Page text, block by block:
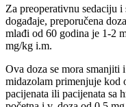
Za preoperativnu sedaciju
događaje, preporučena
mlađi od 60 godina je 1-2
mg/kg i.m.
Ova doza se mora
midazolam primenjuje kod
pacijenata ili pacijenata sa